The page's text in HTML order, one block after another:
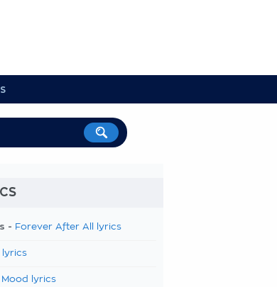
- Forever After All lyrics
lyrics
Mood lyrics